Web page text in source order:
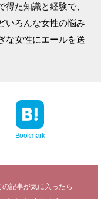
た知識と経験で、
いろんな女性の悩み
な女性にエールを送
Bookmark
の記事が気に入ったら